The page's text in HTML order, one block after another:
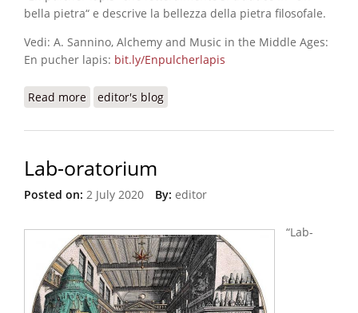
bella pietra“ e descrive la bellezza della pietra filosofale.
Vedi: A. Sannino, Alchemy and Music in the Middle Ages:
En pucher lapis: bit.ly/Enpulcherlapis
Read more about En pulcher lapis
editor's blog
Lab-oratorium
Posted on: 2 July 2020 By: editor
“Lab-